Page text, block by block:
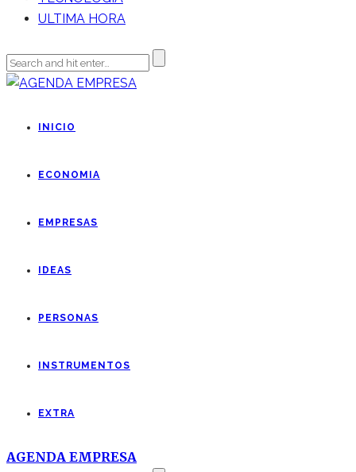
ULTIMA HORA
INICIO
ECONOMIA
EMPRESAS
IDEAS
PERSONAS
INSTRUMENTOS
EXTRA
AGENDA EMPRESA